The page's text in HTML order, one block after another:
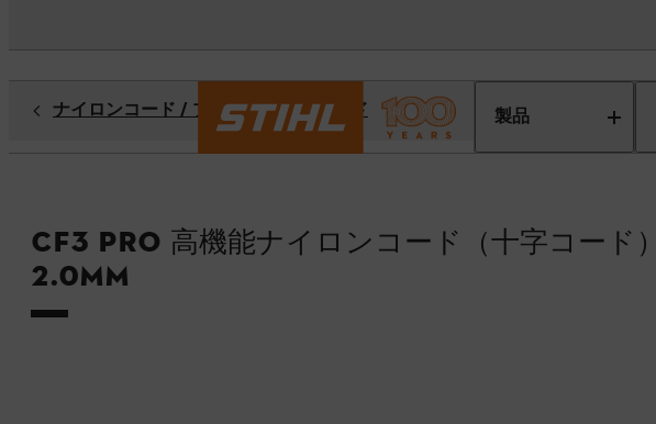
製品
ナイロンコード / プラスチックブレード
CF3 Pro 高機能ナイロンコード（十字コード）
2.0mm